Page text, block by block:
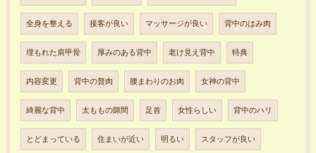
全身を整える 接客が良い マッサージが良い 背中のはみ肉
埋もれた肩甲骨 厚みのある背中 老け見え背中 特典
内容変更 背中の贅肉 腰まわりのお肉 女神の背中
綺麗な背中 太ももの隙間 足首 女性らしい 背中のハリ
とどまっている 住まいが近い 明るい スタッフが良い